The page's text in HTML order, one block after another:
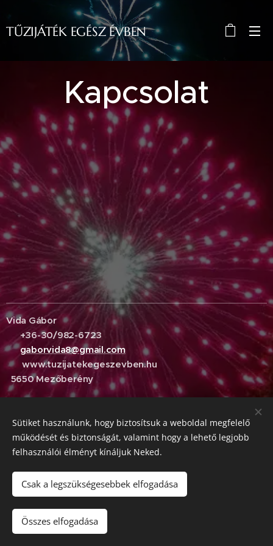
TŰZIJÁTÉK EGÉSZ ÉVBEN
ÉVBEN ÉVBEÉVBEN
Kapcsolat
Vida Gábor
☎️ +36-30/982-6723
✉️gaborvida8@gmail.com
🌍 www.tuzijatekegeszevben.hu
5650 Mezőberény
Az oldalt a
Sütiket használunk, hogy biztosítsuk a weboldal megfelelő
működését és biztonságát, valamint hogy a lehető legjobb
felhasználói élményt kínáljuk Neked.
Csak a legszükségesebbek elfogadása
Összes elfogadása